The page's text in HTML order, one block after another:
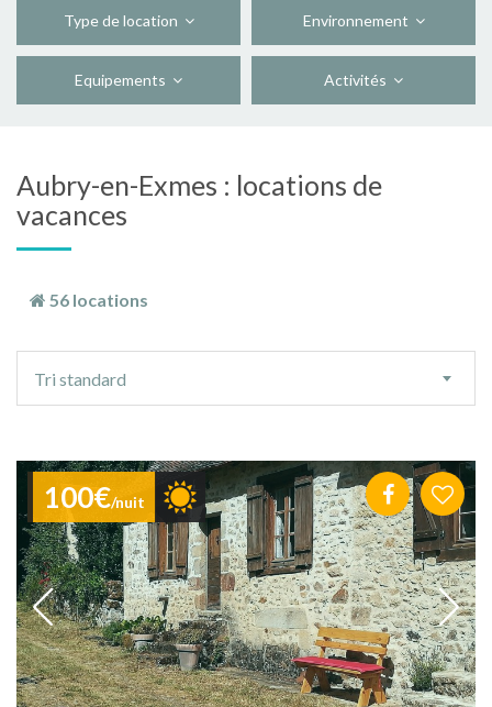
Type de location Environnement
Equipements Activités
Aubry-en-Exmes : locations de
vacances
56 locations
tri
Tri standard
100€/nuit